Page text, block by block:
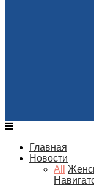
Главная
Новости
All